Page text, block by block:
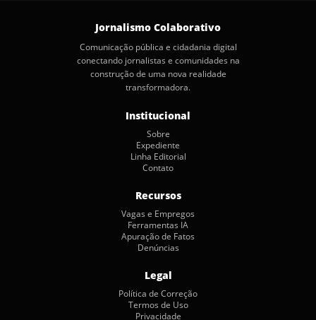
Jornalismo Colaborativo
Comunicação pública e cidadania digital
conectando jornalistas e comunidades na
construção de uma nova realidade
transformadora.
Institucional
Sobre
Expediente
Linha Editorial
Contato
Recursos
Vagas e Empregos
Ferramentas IA
Apuração de Fatos
Denúncias
Legal
Política de Correção
Termos de Uso
Privacidade